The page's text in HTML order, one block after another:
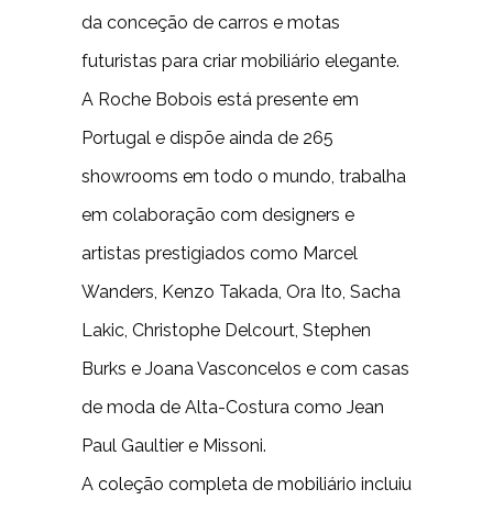
da conceção de carros e motas
futuristas para criar mobiliário elegante.
A Roche Bobois está presente em
Portugal e dispõe ainda de 265
showrooms em todo o mundo, trabalha
em colaboração com designers e
artistas prestigiados como Marcel
Wanders, Kenzo Takada, Ora Ito, Sacha
Lakic, Christophe Delcourt, Stephen
Burks e Joana Vasconcelos e com casas
de moda de Alta-Costura como Jean
Paul Gaultier e Missoni.
A coleção completa de mobiliário incluiu